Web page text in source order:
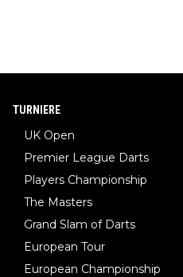
TURNIERE
UK Open
Premier League Darts
Players Championship
The Masters
Grand Slam of Darts
European Tour
European Championship